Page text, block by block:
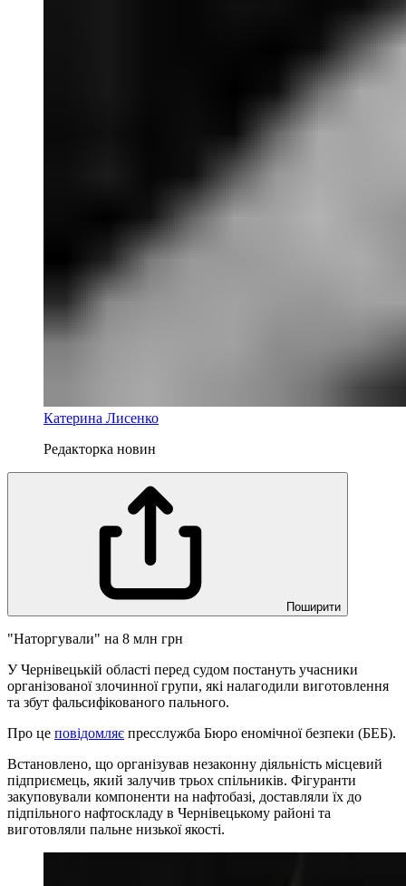
Катерина Лисенко
Редакторка новин
Поширити
"Наторгували" на 8 млн грн
У Чернівецькій області перед судом постануть учасники
організованої злочинної групи, які налагодили виготовлення
та збут фальсифікованого пального.
Про це повідомляє пресслужба Бюро еномічної безпеки (БЕБ).
Встановлено, що організував незаконну діяльність місцевий
підприємець, який залучив трьох спільників. Фігуранти
закуповували компоненти на нафтобазі, доставляли їх до
підпільного нафтоскладу в Чернівецькому районі та
виготовляли пальне низької якості.